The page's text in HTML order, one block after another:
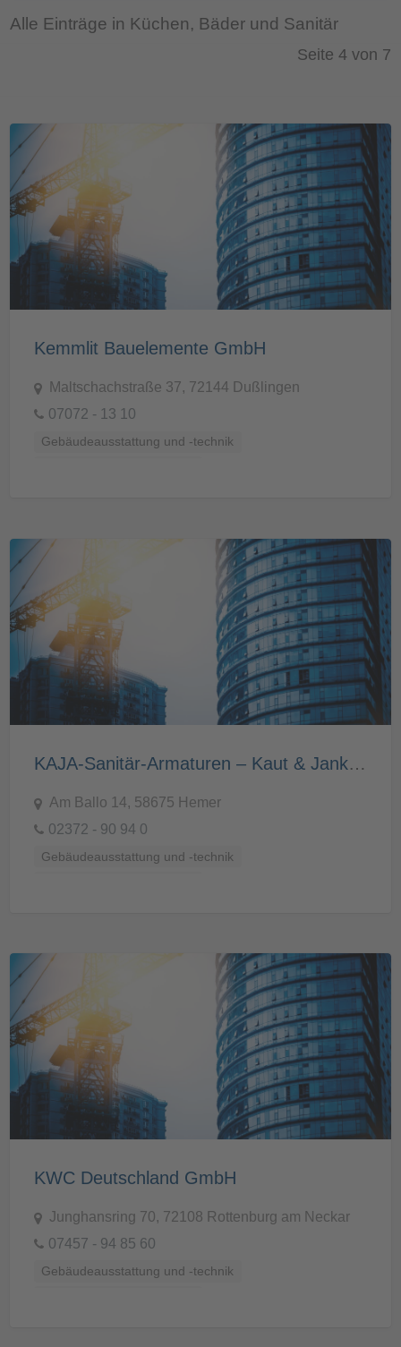
Alle Einträge in Küchen, Bäder und Sanitär
Seite 4 von 7
Kemmlit Bauelemente GmbH
Maltschachstraße 37, 72144 Dußlingen
07072 - 13 10
Gebäudeausstattung und -technik
KAJA-Sanitär-Armaturen – Kaut & Janke GmbH & Co.KG
Am Ballo 14, 58675 Hemer
02372 - 90 94 0
Gebäudeausstattung und -technik
KWC Deutschland GmbH
Junghansring 70, 72108 Rottenburg am Neckar
07457 - 94 85 60
Gebäudeausstattung und -technik